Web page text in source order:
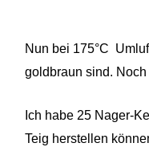
Nun bei 175°C
goldbraun sind.
Ich habe 25 Nager-
Teig herstellen